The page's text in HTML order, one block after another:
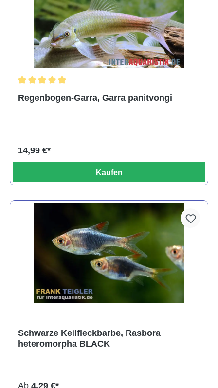
Regenbogen-Garra, Garra panitvongi
14,99 €*
Kaufen
Schwarze Keilfleckbarbe, Rasbora
heteromorpha BLACK
Ab 4,29 €*